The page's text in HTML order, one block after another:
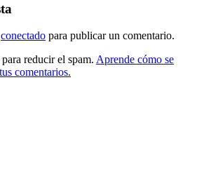
conectado para publicar un comentario.
reducir el spam. Aprende cómo se
comentarios.